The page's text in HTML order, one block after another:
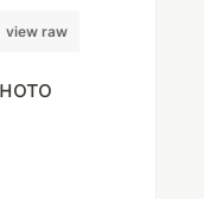
view raw